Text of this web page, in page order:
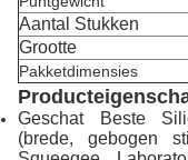
Aantal Stukken
Grootte
Pakketdimensies
Geschat Beste
(brede, gebogen